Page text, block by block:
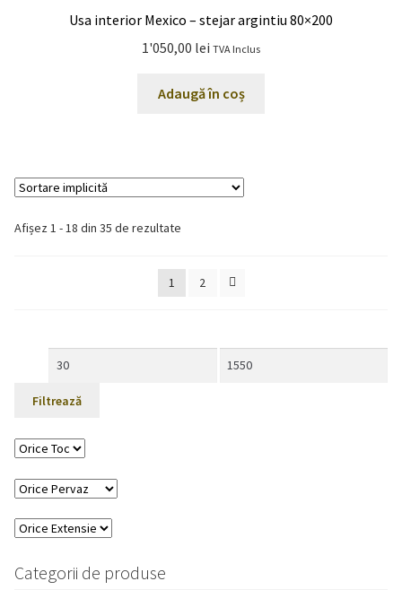
Usa interior Mexico – stejar argintiu 80×200
1'050,00 lei TVA Inclus
Adaugă în coș
Afișez 1 - 18 din 35 de rezultate
1 2
Preț
Preț
Filtrează
Categorii de produse